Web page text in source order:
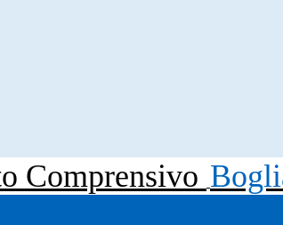
Comprensivo